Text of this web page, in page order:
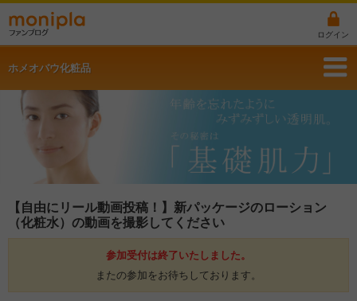
ログイン
ホメオバウ化粧品
【自由にリール動画投稿！】新パッケージのローション
（化粧水）の動画を撮影してください
参加受付は終了いたしました。
またの参加をお待ちしております。